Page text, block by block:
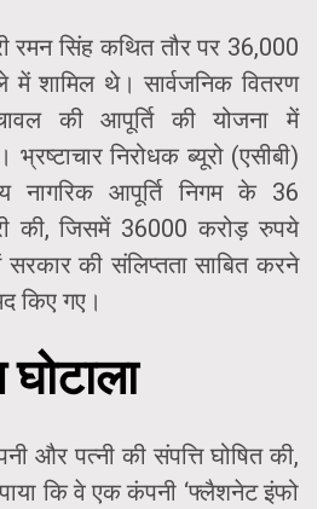
रमन सिंह कथित तौर पर 36,000
शामिल थे। सार्वजनिक वितरण
की आपूर्ति की योजना में
भ्रष्टाचार निरोधक ब्यूरो (एसीबी)
नागरिक आपूर्ति निगम के 36
की, जिसमें 36000 करोड़ रुपये
सरकार की संलिप्तता साबित करने
किए गए।
और पत्नी की संपत्ति घोषित की,
कि वे एक कंपनी ‘फ्लैशनेट इंफो